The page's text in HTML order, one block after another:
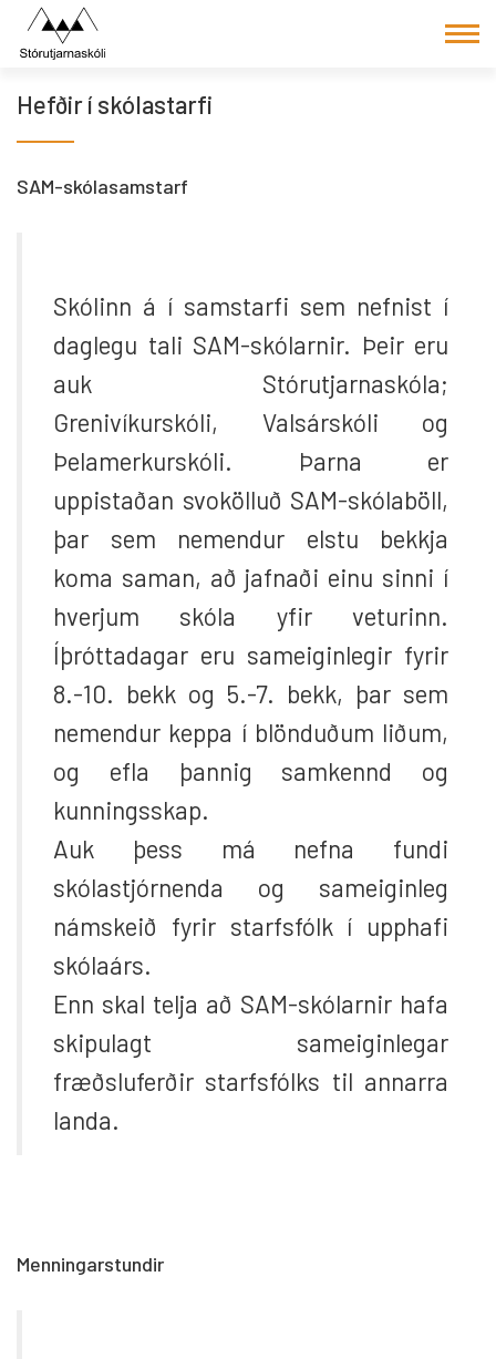
Fara
Hefðir í skólastarfi
SAM-skólasamstarf
Skólinn á í samstarfi sem nefnist í
daglegu tali SAM-skólarnir. Þeir eru
auk Stórutjarnaskóla;
Grenivíkurskóli, Valsárskóli og
Þelamerkurskóli. Þarna er
uppistaðan svokölluð SAM-skólaböll,
þar sem nemendur elstu bekkja
koma saman, að jafnaði einu sinni í
hverjum skóla yfir veturinn.
Íþróttadagar eru sameiginlegir fyrir
8.-10. bekk og 5.-7. bekk, þar sem
nemendur keppa í blönduðum liðum,
og efla þannig samkennd og
kunningsskap.
Auk þess má nefna fundi
skólastjórnenda og sameiginleg
námskeið fyrir starfsfólk í upphafi
skólaárs.
Enn skal telja að SAM-skólarnir hafa
skipulagt sameiginlegar
fræðsluferðir starfsfólks til annarra
landa.
Menningarstundir